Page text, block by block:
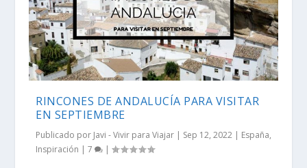
RINCONES DE ANDALUCÍA PARA VISITAR
EN SEPTIEMBRE
Publicado por Javi - Vivir para Viajar Sep 12, 2022 España,
Inspiración |7 |